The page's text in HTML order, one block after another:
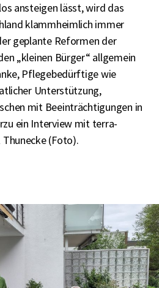
ansteigen lässt, wird das
klammheimlich immer
geplante Reformen der
„kleinen Bürger“ allgemein
Pflegebedürftige wie
Unterstützung,
mit Beeinträchtigungen in
ein Interview mit terra-
(Foto).